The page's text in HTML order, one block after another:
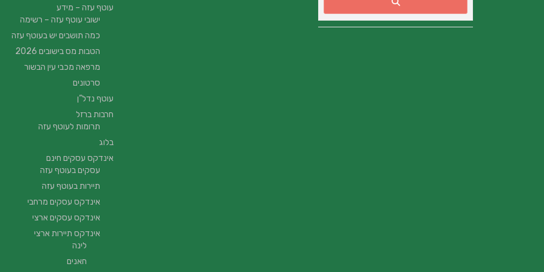
עוטף עזה – מידע
ישובי עוטף עזה – רשימה
כמה תושבים יש בעוטף עזה
הטבות מס בישובים 2026
מרפאה מכבי עין הבשור
סרטונים
עוטף נדל”ן
חרבות ברזל
תרומות לעוטף עזה
בלוג
אינדקס עסקים חינם
עסקים בעוטף עזה
תיירות בעוטף עזה
אינדקס עסקים מרחבי
אינדקס עסקים ארצי
אינדקס תיירות ארצי
לינה
חאנים